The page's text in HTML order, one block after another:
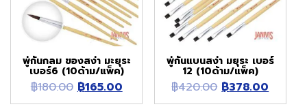
พู่กันกลม ของสง่า มะยุระ
เบอร์6 (10ด้าม/แพ็ค)
฿180.00 Original
price
฿165.00Current
price
พู่กันแบนสง่า มยุระ เบอร์
12 (10ด้าม/แพ็ค)
฿420.00 Original
price
฿378.00
price